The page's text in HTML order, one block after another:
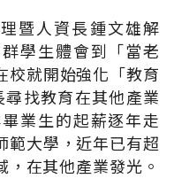
暨人資長鍾文雄解
學生體會到「當老
校就開始強化「教育
找教育在其他產業
業生的起薪逐年走
範大學，近年已有超
在其他產業發光。